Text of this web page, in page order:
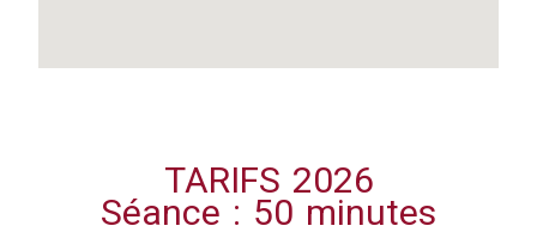
TARIFS 2026
Séance : 50 minutes